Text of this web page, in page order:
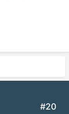
#20